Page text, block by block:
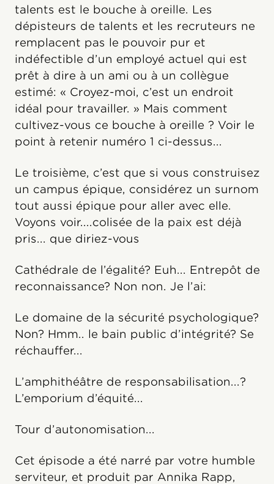
talents est le bouche à oreille. Les
dépisteurs de talents et les recruteurs ne
remplacent pas le pouvoir pur et
indéfectible d’un employé actuel qui est
prêt à dire à un ami ou à un collègue
estimé: « Croyez-moi, c’est un endroit
idéal pour travailler. » Mais comment
cultivez-vous ce bouche à oreille ? Voir le
point à retenir numéro 1 ci-dessus...
Le troisième, c’est que si vous construisez
un campus épique, considérez un surnom
tout aussi épique pour aller avec elle.
Voyons voir....colisée de la paix est déjà
pris... que diriez-vous
Cathédrale de l’égalité? Euh... Entrepôt de
reconnaissance? Non non. Je l’ai:
Le domaine de la sécurité psychologique?
Non? Hmm.. le bain public d’intégrité? Se
réchauffer...
L’amphithéâtre de responsabilisation...?
L’emporium d’équité...
Tour d’autonomisation...
Cet épisode a été narré par votre humble
serviteur, et produit par Annika Rapp,